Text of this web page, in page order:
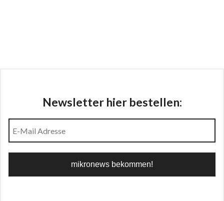
Newsletter hier bestellen: